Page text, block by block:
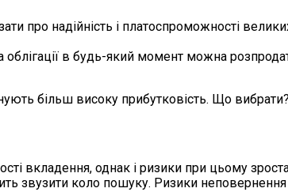
про надійність і платоспроможності
облігації в будь-який момент можна
більш високу прибутковість. Що
вкладення, однак і ризики при цьому
звузити коло пошуку. Ризики